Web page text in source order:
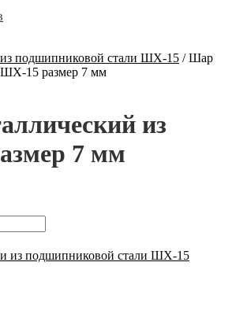
подшипниковой стали ШХ-15 /Шар
ШХ-15 размер 7 мм
из
7 мм
из подшипниковой стали ШХ-15